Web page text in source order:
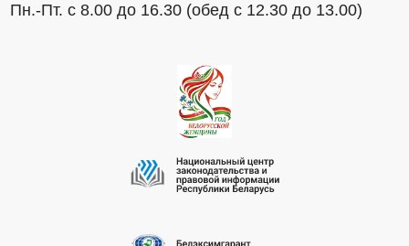
Пн.-Пт. с 8.00 до 16.30 (обед с 12.30 до 13.00)